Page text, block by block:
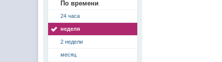
По времени
24 часа
неделя
2 недели
месяц